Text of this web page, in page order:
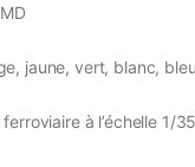
jaune, vert, blanc,
à l’échelle 1/